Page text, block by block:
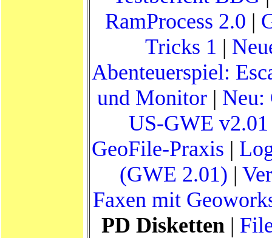
RamProcess 2.0 |
Tricks 1 |
Abenteuerspiel:
und Monitor | Neu:
US-GWE
GeoFile-Praxis |
(GWE 2.01) |
Faxen mit
PD Disketten|